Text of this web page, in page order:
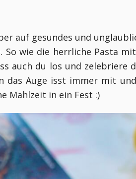
auf gesundes und
So wie die herrliche Pasta
auch du los und zelebriere
das Auge isst immer mit
Mahlzeit in ein Fest :)